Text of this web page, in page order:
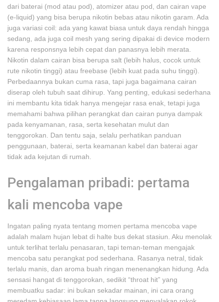
dari baterai (mod atau pod), atomizer atau pod, dan cairan vape
(e-liquid) yang bisa berupa nikotin bebas atau nikotin garam. Ada
juga variasi coil: ada yang kawat biasa untuk daya rendah hingga
sedang, ada juga coil mesh yang sering dipakai di device modern
karena responsnya lebih cepat dan panasnya lebih merata.
Nikotin dalam cairan bisa berupa salt (lebih halus, cocok untuk
rute nikotin tinggi) atau freebase (lebih kuat pada suhu tinggi).
Perbedaannya bukan cuma rasa, tapi juga bagaimana cairan
diserap oleh tubuh saat dihirup. Yang penting, edukasi sederhana
ini membantu kita tidak hanya mengejar rasa enak, tetapi juga
memahami bahwa pilihan perangkat dan cairan punya dampak
pada kenyamanan, rasa, serta kesehatan mulut dan
tenggorokan. Dan tentu saja, selalu perhatikan panduan
penggunaan, baterai, serta keamanan kabel dan baterai agar
tidak ada kejutan di rumah.
Pengalaman pribadi: pertama
kali mencoba vape
Ingatan paling nyata tentang momen pertama mencoba vape
adalah malam hujan lebat di halte bus dekat stasiun. Aku menolak
untuk terlihat terlalu penasaran, tapi teman-teman mengajak
mencoba satu perangkat pod sederhana. Rasanya netral, tidak
terlalu manis, dan aroma buah ringan menenangkan hidung. Ada
sensasi hangat di tenggorokan, sedikit “throat hit” yang
membuatku sadar: ini bukan sekadar mainan, ini cara orang